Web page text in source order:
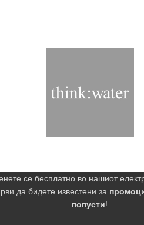
се бесплатно во нашиот
да бидете известени за
попусти!